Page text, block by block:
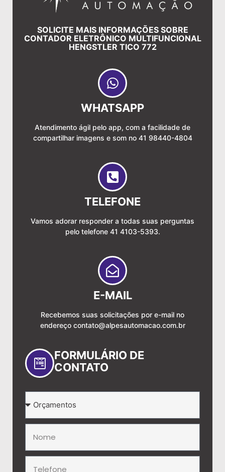
SOLICITE MAIS INFORMAÇÕES SOBRE
CONTADOR ELETRÔNICO MULTIFUNCIONAL
HENGSTLER TICO 772
WHATSAPP
Atendimento ágil pelo app, com a facilidade de
compartilhar imagens e som no 41 98440-4804
TELEFONE
Vamos adorar responder a todas suas perguntas
pelo telefone 41 4103-5393.
E-MAIL
Recebemos suas solicitações por e-mail no
endereço contato@alpesautomacao.com.br
FORMULÁRIO DE
CONTATO